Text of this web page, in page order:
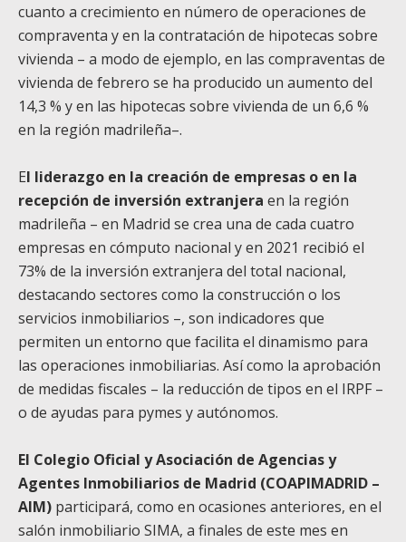
cuanto a crecimiento en número de operaciones de
compraventa y en la contratación de hipotecas sobre
vivienda – a modo de ejemplo, en las compraventas de
vivienda de febrero se ha producido un aumento del
14,3 % y en las hipotecas sobre vivienda de un 6,6 %
en la región madrileña–.
El liderazgo en la creación de empresas o en la
recepción de inversión extranjera en la región
madrileña – en Madrid se crea una de cada cuatro
empresas en cómputo nacional y en 2021 recibió el
73% de la inversión extranjera del total nacional,
destacando sectores como la construcción o los
servicios inmobiliarios –, son indicadores que
permiten un entorno que facilita el dinamismo para
las operaciones inmobiliarias. Así como la aprobación
de medidas fiscales – la reducción de tipos en el IRPF –
o de ayudas para pymes y autónomos.
El Colegio Oficial y Asociación de Agencias y
Agentes Inmobiliarios de Madrid (COAPIMADRID –
AIM) participará, como en ocasiones anteriores, en el
salón inmobiliario SIMA, a finales de este mes en